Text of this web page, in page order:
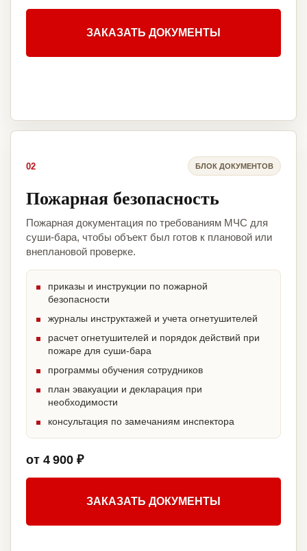
ЗАКАЗАТЬ ДОКУМЕНТЫ
02 БЛОК ДОКУМЕНТОВ
Пожарная безопасность
Пожарная документация по требованиям МЧС для
суши-бара, чтобы объект был готов к плановой или
внеплановой проверке.
приказы и инструкции по пожарной
безопасности
журналы инструктажей и учета огнетушителей
расчет огнетушителей и порядок действий при
пожаре для суши-бара
программы обучения сотрудников
план эвакуации и декларация при
необходимости
консультация по замечаниям инспектора
от 4 900 ₽
ЗАКАЗАТЬ ДОКУМЕНТЫ